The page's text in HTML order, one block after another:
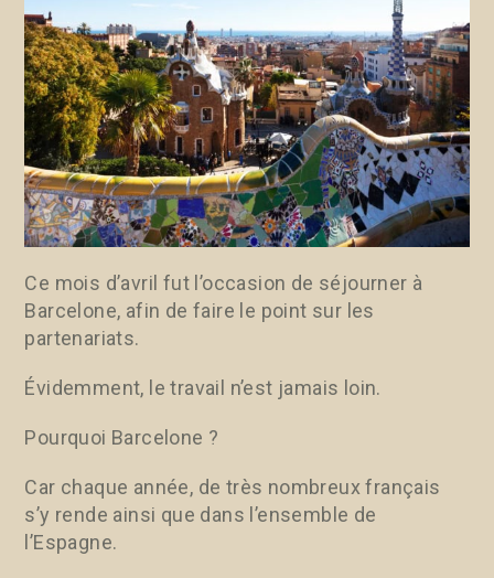
Ce mois d’avril fut l’occasion de séjourner à
Barcelone, afin de faire le point sur les
partenariats.
Évidemment, le travail n’est jamais loin.
Pourquoi Barcelone ?
Car chaque année, de très nombreux français
s’y rende ainsi que dans l’ensemble de
l’Espagne.